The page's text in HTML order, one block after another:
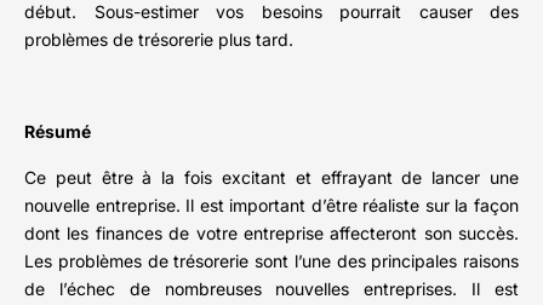
début. Sous-estimer vos besoins pourrait causer des
problèmes de trésorerie plus tard.
Résumé
Ce peut être à la fois excitant et effrayant de lancer une
nouvelle entreprise. Il est important d’être réaliste sur la façon
dont les finances de votre entreprise affecteront son succès.
Les problèmes de trésorerie sont l’une des principales raisons
de l’échec de nombreuses nouvelles entreprises. Il est